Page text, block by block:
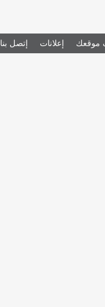
موقعك إعلانات إتصل بنا